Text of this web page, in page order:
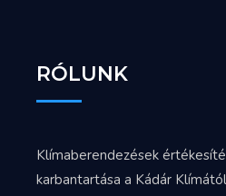
RÓLUNK
Klímaberendezések
karbantartása a Kádár